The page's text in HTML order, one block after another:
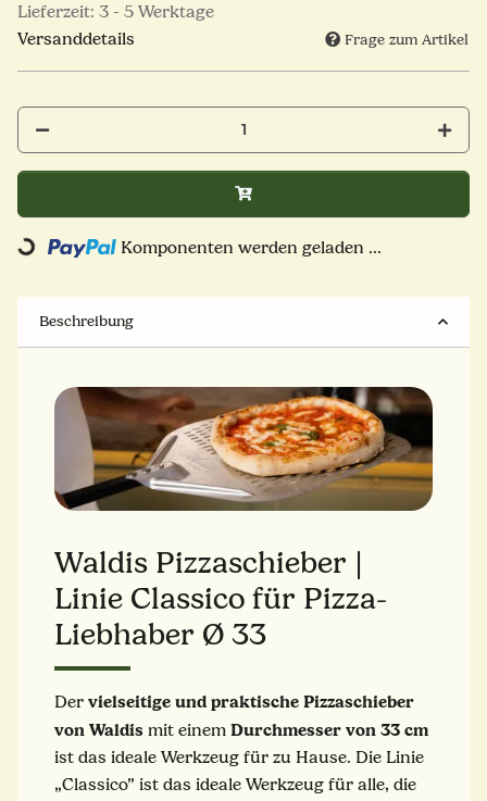
Lieferzeit: 3 - 5 Werktage
Versanddetails
Frage zum Artikel
Loading... Komponenten werden geladen ...
Beschreibung
Waldis Pizzaschieber |
Linie Classico für Pizza-
Liebhaber Ø 33
Der vielseitige und praktische Pizzaschieber
von Waldis mit einem Durchmesser von 33 cm
ist das ideale Werkzeug für zu Hause. Die Linie
„Classico” ist das ideale Werkzeug für alle, die